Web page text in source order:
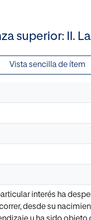
superior: II.
Vista sencilla de ítem
interés ha
desde su